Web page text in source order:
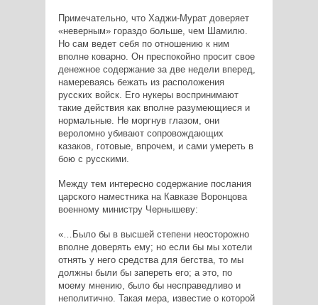
Примечательно, что Хаджи-Мурат доверяет
«неверным» гораздо больше, чем Шамилю.
Но сам ведет себя по отношению к ним
вполне коварно. Он преспокойно просит свое
денежное содержание за две недели вперед,
намереваясь бежать из расположения
русских войск. Его нукеры воспринимают
такие действия как вполне разумеющиеся и
нормальные. Не моргнув глазом, они
вероломно убивают сопровождающих
казаков, готовые, впрочем, и сами умереть в
бою с русскими.
Между тем интересно содержание послания
царского наместника на Кавказе Воронцова
военному министру Чернышеву:
«…Было бы в высшей степени неосторожно
вполне доверять ему; но если бы мы хотели
отнять у него средства для бегства, то мы
должны были бы запереть его; а это, по
моему мнению, было бы несправедливо и
неполитично. Такая мера, известие о которой